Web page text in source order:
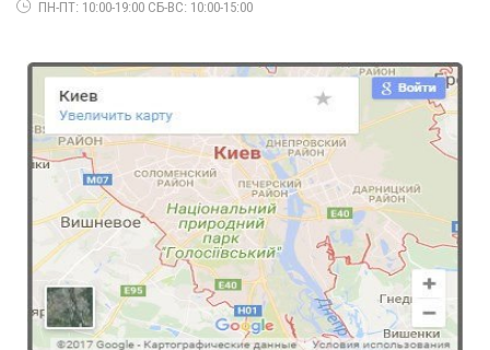
Теплий брючний костюм жіночий
1050.00грн.
ПН-ПТ: 10:00-19:00 СБ-ВС: 10:00-15:00